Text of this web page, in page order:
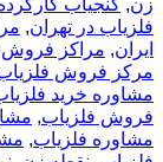
فلزیاب در تهران,
ایران, مراکز فروش
مرکز فروش فلزیاب
مشاوره خرید
فروش فلزیاب,
مشاوره فلزیاب,